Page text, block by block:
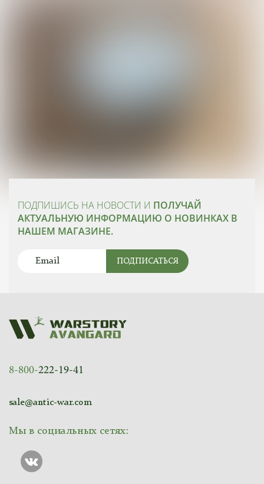
ПОДПИШИСЬ НА НОВОСТИ И ПОЛУЧАЙ
АКТУАЛЬНУЮ ИНФОРМАЦИЮ О НОВИНКАХ В
НАШЕМ МАГАЗИНЕ.
ПОДПИСАТЬСЯ
8-800-222-19-41
sale@antic-war.com
Мы в социальных сетях: